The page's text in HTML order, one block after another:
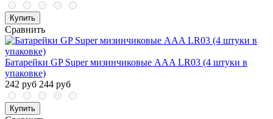
Купить
Сравнить
Батарейки GP Super мизинчиковые ААA LR03 (4 штуки в
упаковке)
242 руб 244 руб
Купить